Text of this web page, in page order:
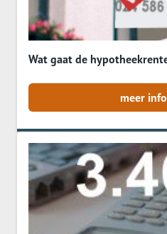
Wat gaat de
meer